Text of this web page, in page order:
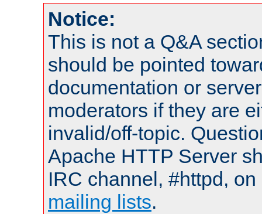
Notice:
This is not a Q&A
should be pointed
documentation or
moderators if they are
invalid/off-topic.
Apache HTTP Server
IRC channel, #httpd,
mailing lists.